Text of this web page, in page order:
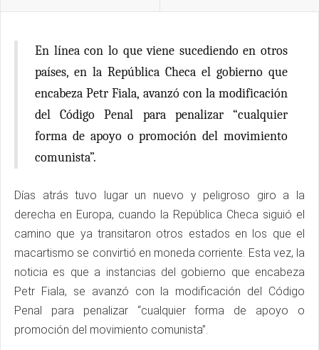
En línea con lo que viene sucediendo en otros
países, en la República Checa el gobierno que
encabeza Petr Fiala, avanzó con la modificación
del Código Penal para penalizar “cualquier
forma de apoyo o promoción del movimiento
comunista”.
Días atrás tuvo lugar un nuevo y peligroso giro a la
derecha en Europa, cuando la República Checa siguió el
camino que ya transitaron otros estados en los que el
macartismo se convirtió en moneda corriente. Esta vez, la
noticia es que a instancias del gobierno que encabeza
Petr Fiala, se avanzó con la modificación del Código
Penal para penalizar “cualquier forma de apoyo o
promoción del movimiento comunista”.